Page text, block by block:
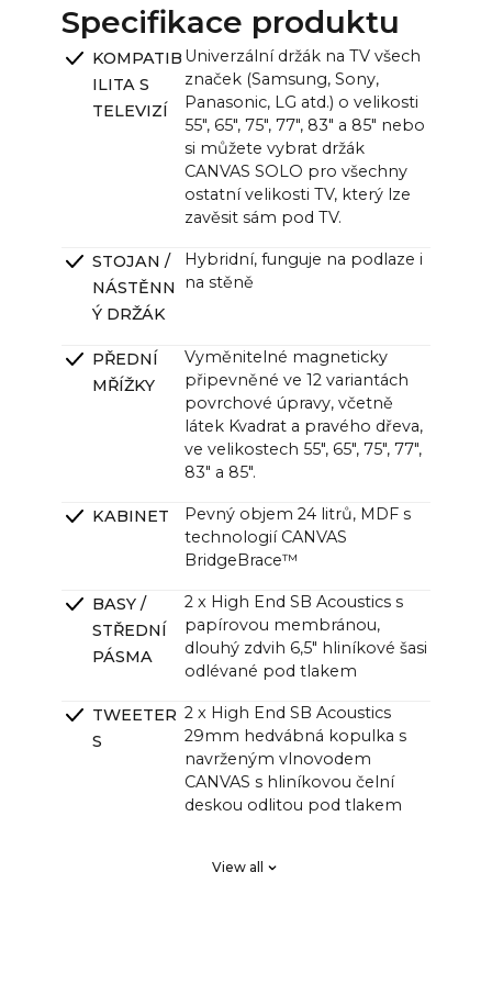
Jednotka CANVAS (š x v x h):
~121,0 x ~33,0 x ~12,0 cm (11,0 cm bez držáku) /
~47,6 x ~13,0 x ~4,7 palce (4,3 palce bez držáku)
Specifikace produktu
KOMPATIB
ILITA S
TELEVIZÍ
Univerzální držák na TV všech
značek (Samsung, Sony,
Panasonic, LG atd.) o velikosti
55", 65", 75", 77", 83" a 85" nebo
si můžete vybrat držák
CANVAS SOLO pro všechny
ostatní velikosti TV, který lze
zavěsit sám pod TV.
STOJAN /
NÁSTĚNN
Ý DRŽÁK
Hybridní, funguje na podlaze i
na stěně
PŘEDNÍ
MŘÍŽKY
Vyměnitelné magneticky
připevněné ve 12 variantách
povrchové úpravy, včetně
látek Kvadrat a pravého dřeva,
ve velikostech 55", 65", 75", 77",
83" a 85".
KABINET
Pevný objem 24 litrů, MDF s
technologií CANVAS
BridgeBrace™
BASY /
STŘEDNÍ
PÁSMA
2 x High End SB Acoustics s
papírovou membránou,
dlouhý zdvih 6,5" hliníkové šasi
odlévané pod tlakem
TWEETER
S
2 x High End SB Acoustics
29mm hedvábná kopulka s
navrženým vlnovodem
CANVAS s hliníkovou čelní
deskou odlitou pod tlakem
nízkými ztrátami a vysokou
View all